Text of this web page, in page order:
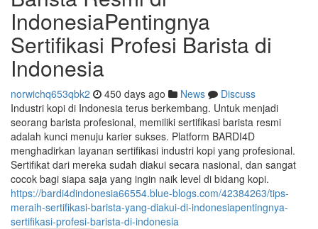
IndonesiaPentingnya
Sertifikasi Profesi Barista di
Indonesia
norwichq653qbk2 450 days ago News
Discuss
Industri kopi di Indonesia terus berkembang. Untuk menjadi
seorang barista profesional, memiliki sertifikasi barista resmi
adalah kunci menuju karier sukses. Platform BARDI4D
menghadirkan layanan sertifikasi industri kopi yang profesional.
Sertifikat dari mereka sudah diakui secara nasional, dan sangat
cocok bagi siapa saja yang ingin naik level di bidang kopi.
https://bardi4dindonesia66554.blue-blogs.com/42384263/tips-
meraih-sertifikasi-barista-yang-diakui-di-indonesiapentingnya-
sertifikasi-profesi-barista-di-indonesia